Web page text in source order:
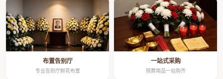
布置告别厅
专业告别厅鲜花布置
一站式采购
殡葬用品一站购齐